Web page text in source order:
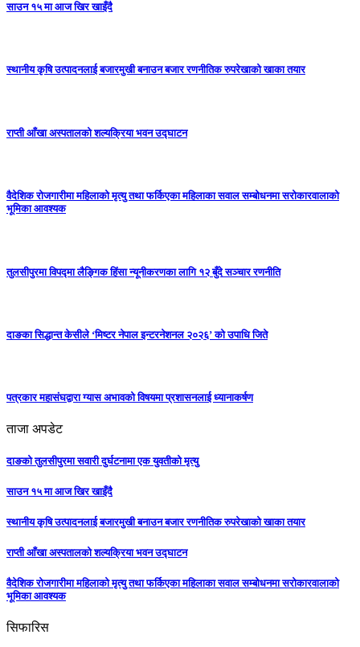
साउन १५ मा आज खिर खाइँदै
स्थानीय कृषि उत्पादनलाई बजारमुखी बनाउन बजार रणनीतिक रुपरेखाको खाका तयार
राप्ती आँखा अस्पतालको शल्यक्रिया भवन उद्घाटन
वैदेशिक रोजगारीमा महिलाको मृत्यु तथा फर्किएका महिलाका सवाल सम्बोधनमा सरोकारवालाको
भूमिका आवश्यक
तुलसीपुरमा विपद्मा लैङ्गिक हिंसा न्यूनीकरणका लागि १२ बुँदे सञ्चार रणनीति
दाङका सिद्धान्त केसीले ‘मिष्टर नेपाल इन्टरनेशनल २०२६’ को उपाधि जिते
पत्रकार महासंघद्वारा ग्यास अभावको विषयमा प्रशासनलाई ध्यानाकर्षण
ताजा अपडेट
दाङको तुलसीपुरमा सवारी दुर्घटनामा एक युवतीको मृत्यु
साउन १५ मा आज खिर खाइँदै
स्थानीय कृषि उत्पादनलाई बजारमुखी बनाउन बजार रणनीतिक रुपरेखाको खाका तयार
राप्ती आँखा अस्पतालको शल्यक्रिया भवन उद्घाटन
वैदेशिक रोजगारीमा महिलाको मृत्यु तथा फर्किएका महिलाका सवाल सम्बोधनमा सरोकारवालाको
भूमिका आवश्यक
सिफारिस